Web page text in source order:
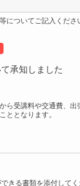
についてご記入くださ
承知しました
受講料や交通費、出
となります。
きる書類を添付して